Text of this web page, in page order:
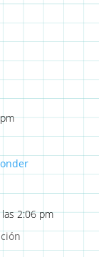
2:06 pm